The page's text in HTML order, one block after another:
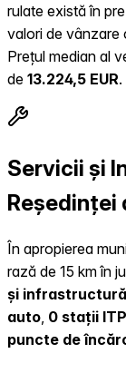
rulate există în
valori de vânzare
Prețul median al
de 13.224,5 EUR.
Servicii și
Reședinței
În apropierea
rază de 15 km în
și
auto, 0 stații ITP
puncte de